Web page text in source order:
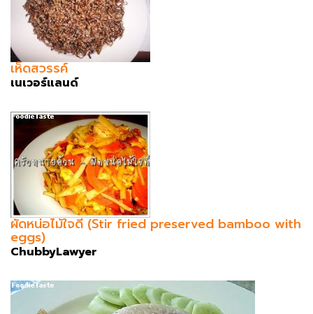
เห็ดสวรรค์
เนเวอร์แลนด์
ผัดหน่อไม้ใจดี (Stir fried preserved bamboo with
eggs)
ChubbyLawyer